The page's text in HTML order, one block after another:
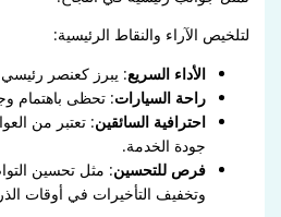
لتلخيص الآراء والنقاط الرئيسية:
الأداء السريع: يبرز كعنصر
راحة السيارات: تحظى باهتمام
احترافية السائقين: تعتبر من
جودة الخدمة.
فرص للتحسين: مثل تحسين
وتخفيف التأخيرات في أوقات